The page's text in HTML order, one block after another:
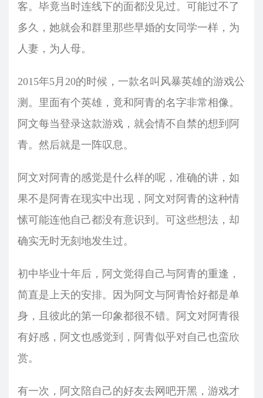
客。毕竟当时连线下的面都没见过。可能过不了
多久，她就会和群里那些早婚的女同学一样，为
人妻，为人母。
2015年5月20的时候，一款名叫风暴英雄的游戏公
测。里面有个英雄，竟和阿青的名字非常相像。
阿文每当登录这款游戏，就会情不自禁的想到阿
青。然后就是一阵叹息。
阿文对阿青的感觉是什么样的呢，准确的讲，如
果不是阿青在现实中出现，阿文对阿青的这种情
愫可能连他自己都没有意识到。可这些想法，却
确实无时无刻地发生过。
初中毕业十年后，阿文觉得自己与阿青的重逢，
简直是上天的安排。因为阿文与阿青恰好都是单
身，且彼此的第一印象都很不错。阿文对阿青很
有好感，阿文也感觉到，阿青似乎对自己也蛮欣
赏。
有一次，阿文陪自己的好友去网吧开黑，游戏才